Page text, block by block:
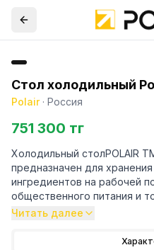
Стол холодильный
Polair· Россия
751 300 тг
Холодильный столPOLAIR
предназначен для
ингредиентов на рабочей
общественного питания и
исключением задней
Читать далее